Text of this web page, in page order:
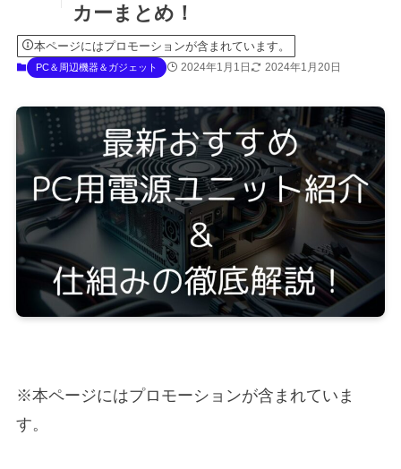
カーまとめ！
本ページにはプロモーションが含まれています。
PC＆周辺機器＆ガジェット 2024年1月1日 2024年1月20日
※本ページにはプロモーションが含まれていま
す。